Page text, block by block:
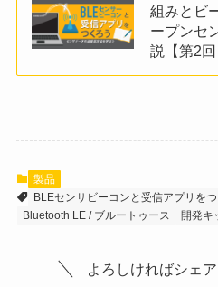
組みとビ
ープンセ
説【第2回
製品
BLEセンサビーコンと受信アプリをつ
Bluetooth LE / ブルートゥース
開発キ
よろしければシェ